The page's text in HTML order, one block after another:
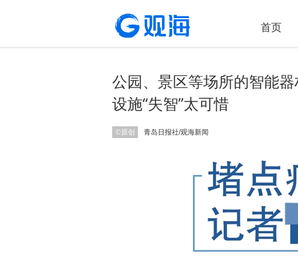
首页
公园、景区等场所的智能
设施“失智”太可惜
©原创 青岛日报社/观海新闻